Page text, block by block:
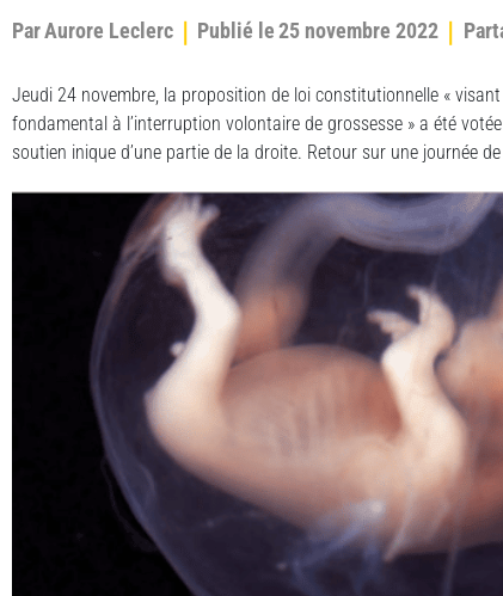
ParAurore Leclerc Publié le 25 novembre 2022
Jeudi 24 novembre, la proposition de loi constitutionnelle «
fondamental à l’interruption volontaire de grossesse » a été
soutien inique d’une partie de la droite. Retour sur une journée